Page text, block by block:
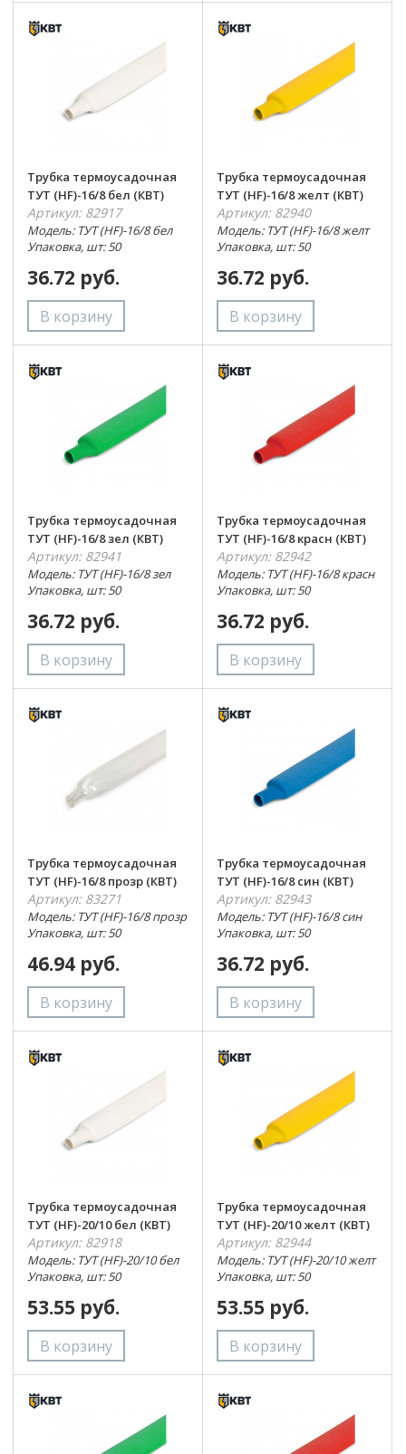
Трубка термоусадочная
ТУТ (HF)-16/8 бел (КВТ)
Артикул: 82917
Модель: ТУТ (HF)-16/8 бел
Упаковка, шт: 50
36.72 руб.
Трубка термоусадочная
ТУТ (HF)-16/8 желт (КВТ)
Артикул: 82940
Модель: ТУТ (HF)-16/8 желт
Упаковка, шт: 50
36.72 руб.
Трубка термоусадочная
ТУТ (HF)-16/8 зел (КВТ)
Артикул: 82941
Модель: ТУТ (HF)-16/8 зел
Упаковка, шт: 50
36.72 руб.
Трубка термоусадочная
ТУТ (HF)-16/8 красн (КВТ)
Артикул: 82942
Модель: ТУТ (HF)-16/8 красн
Упаковка, шт: 50
36.72 руб.
Трубка термоусадочная
ТУТ (HF)-16/8 прозр (КВТ)
Артикул: 83271
Модель: ТУТ (HF)-16/8 прозр
Упаковка, шт: 50
46.94 руб.
Трубка термоусадочная
ТУТ (HF)-16/8 син (КВТ)
Артикул: 82943
Модель: ТУТ (HF)-16/8 син
Упаковка, шт: 50
36.72 руб.
Трубка термоусадочная
ТУТ (HF)-20/10 бел (КВТ)
Артикул: 82918
Модель: ТУТ (HF)-20/10 бел
Упаковка, шт: 50
53.55 руб.
Трубка термоусадочная
ТУТ (HF)-20/10 желт (КВТ)
Артикул: 82944
Модель: ТУТ (HF)-20/10 желт
Упаковка, шт: 50
53.55 руб.